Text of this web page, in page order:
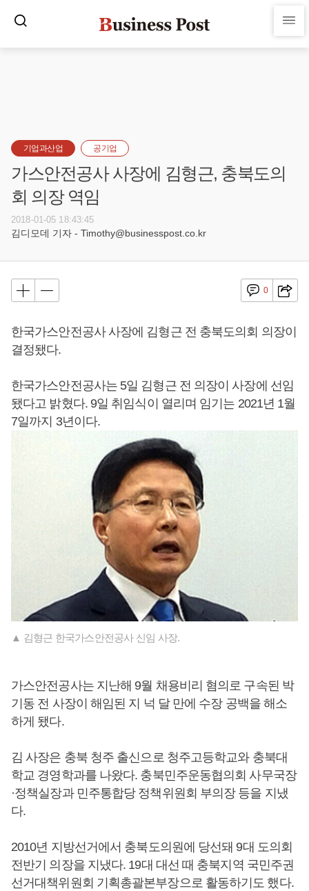
기업과산업 공기업
가스안전공사 사장에 김형근, 충북도의
회 의장 역임
2018-01-05 18:43:45
김디모데 기자 - Timothy@businesspost.co.kr
0
한국가스안전공사 사장에 김형근 전 충북도의회 의장이
결정됐다.
한국가스안전공사는 5일 김형근 전 의장이 사장에 선임
됐다고 밝혔다. 9일 취임식이 열리며 임기는 2021년 1월
7일까지 3년이다.
▲ 김형근 한국가스안전공사 신임 사장.
가스안전공사는 지난해 9월 채용비리 혐의로 구속된 박
기동 전 사장이 해임된 지 넉 달 만에 수장 공백을 해소
하게 됐다.
김 사장은 충북 청주 출신으로 청주고등학교와 충북대
학교 경영학과를 나왔다. 충북민주운동협의회 사무국장
·정책실장과 민주통합당 정책위원회 부의장 등을 지냈
다.
2010년 지방선거에서 충북도의원에 당선돼 9대 도의회
전반기 의장을 지냈다. 19대 대선 때 충북지역 국민주권
선거대책위원회 기획총괄본부장으로 활동하기도 했다.